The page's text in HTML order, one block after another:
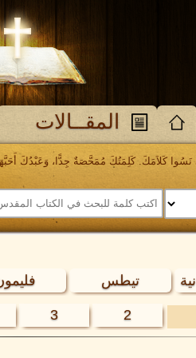
المقــالات
كَلاَمَكَ. كَلِمَتُكَ مُمَحَّصَةٌ جِدًّا، وَعَبْدُكَ أَحَبَّهَا. صَغِيرٌ
تيطس
2
3